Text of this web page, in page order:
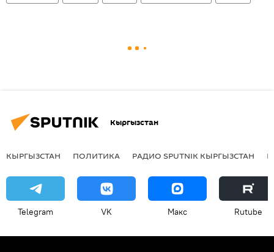
Кыргызстан
КЫРГЫЗСТАН ПОЛИТИКА РАДИО SPUTNIK КЫРГЫЗСТАН
Telegram VK Макс Rutube